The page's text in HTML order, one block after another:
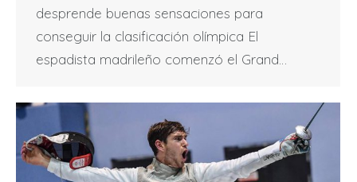
desprende buenas sensaciones para
conseguir la clasificación olímpica El
espadista madrileño comenzó el Grand…